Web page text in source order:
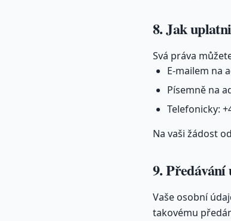
8. Jak
Svá práva
E-mailem na
Písemně na
Telefonicky:
Na vaši žádost
9.
Vaše osobní
takovému